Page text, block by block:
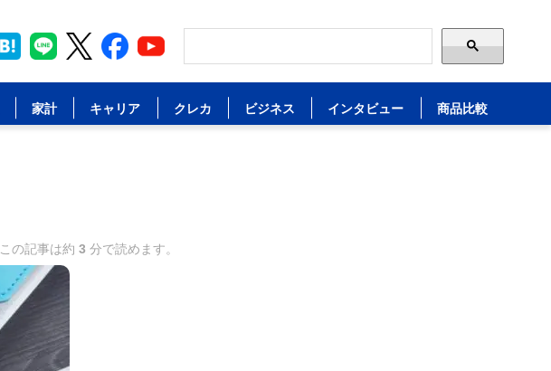
家計 キャリア クレカ ビジネス インタビュー 商品比較
この記事は約 3 分で読めます。